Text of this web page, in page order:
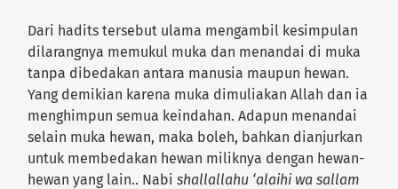
Dari hadits tersebut ulama mengambil kesimpulan
dilarangnya memukul muka dan menandai di muka
tanpa dibedakan antara manusia maupun hewan.
Yang demikian karena muka dimuliakan Allah dan ia
menghimpun semua keindahan. Adapun menandai
selain muka hewan, maka boleh, bahkan dianjurkan
untuk membedakan hewan miliknya dengan hewan-
hewan yang lain.. Nabishallallahu ‘alaihi wa sallam